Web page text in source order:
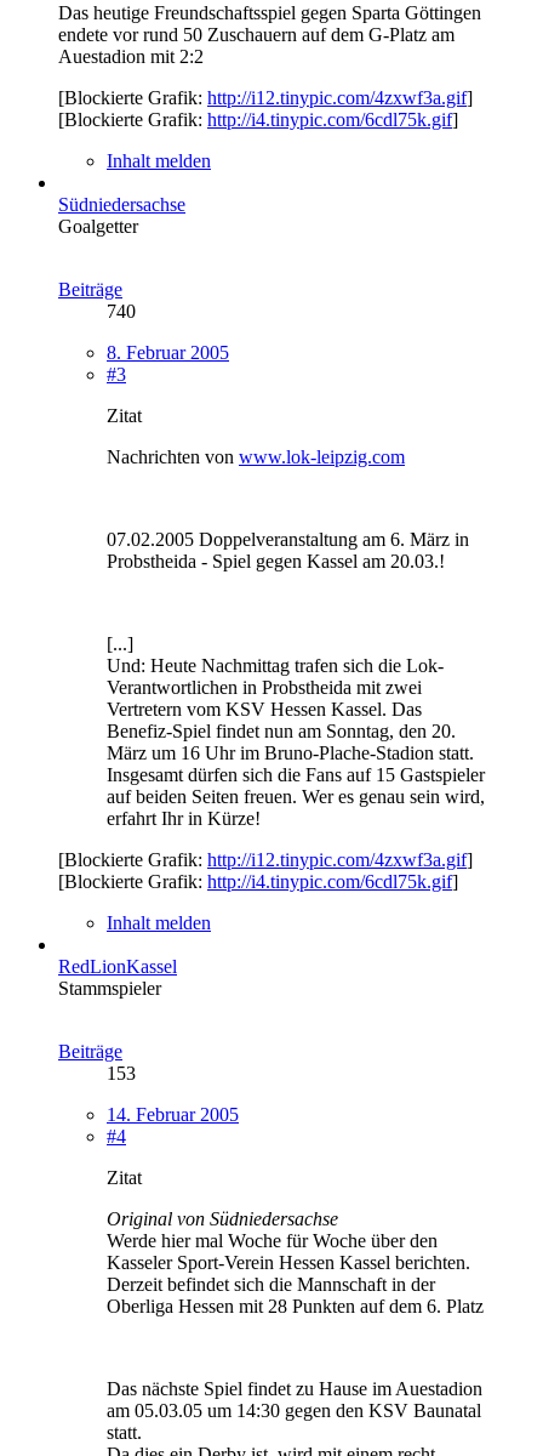
Das heutige Freundschaftsspiel gegen Sparta Göttingen
endete vor rund 50 Zuschauern auf dem G-Platz am
Auestadion mit 2:2
[Blockierte Grafik: http://i12.tinypic.com/4zxwf3a.gif]
[Blockierte Grafik: http://i4.tinypic.com/6cdl75k.gif]
Inhalt melden
Südniedersachse
Goalgetter
Beiträge
740
8. Februar 2005
#3
Zitat
Nachrichten von www.lok-leipzig.com
07.02.2005 Doppelveranstaltung am 6. März in
Probstheida - Spiel gegen Kassel am 20.03.!
[...]
Und: Heute Nachmittag trafen sich die Lok-
Verantwortlichen in Probstheida mit zwei
Vertretern vom KSV Hessen Kassel. Das
Benefiz-Spiel findet nun am Sonntag, den 20.
März um 16 Uhr im Bruno-Plache-Stadion statt.
Insgesamt dürfen sich die Fans auf 15 Gastspieler
auf beiden Seiten freuen. Wer es genau sein wird,
erfahrt Ihr in Kürze!
[Blockierte Grafik: http://i12.tinypic.com/4zxwf3a.gif]
[Blockierte Grafik: http://i4.tinypic.com/6cdl75k.gif]
Inhalt melden
RedLionKassel
Stammspieler
Beiträge
153
14. Februar 2005
#4
Zitat
Original von Südniedersachse
Werde hier mal Woche für Woche über den
Kasseler Sport-Verein Hessen Kassel berichten.
Derzeit befindet sich die Mannschaft in der
Oberliga Hessen mit 28 Punkten auf dem 6. Platz
Das nächste Spiel findet zu Hause im Auestadion
am 05.03.05 um 14:30 gegen den KSV Baunatal
statt.